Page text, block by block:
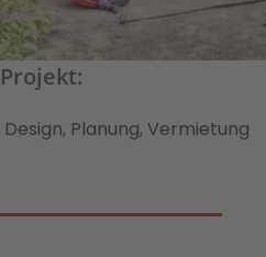
Projekt:
Design, Planung, Vermietung